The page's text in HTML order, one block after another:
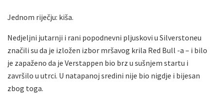
Jednom riječju: kiša.
Nedjeljni jutarnji i rani popodnevni pljuskovi u Silverstoneu
značili su da je izložen izbor mršavog krila Red Bull -a – i bilo
je zapaženo da je Verstappen bio brz u sušnjem startu i
završilo u utrci. U natapanoj sredini nije bio nigdje i bijesan
zbog toga.